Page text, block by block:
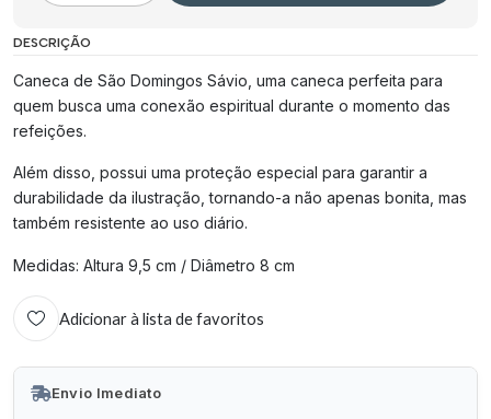
DESCRIÇÃO
Caneca de São Domingos Sávio, uma caneca perfeita para
quem busca uma conexão espiritual durante o momento das
refeições.
Além disso, possui uma proteção especial para garantir a
durabilidade da ilustração, tornando-a não apenas bonita, mas
também resistente ao uso diário.
Medidas: Altura 9,5 cm / Diâmetro 8 cm
Adicionar à lista de favoritos
Envio Imediato